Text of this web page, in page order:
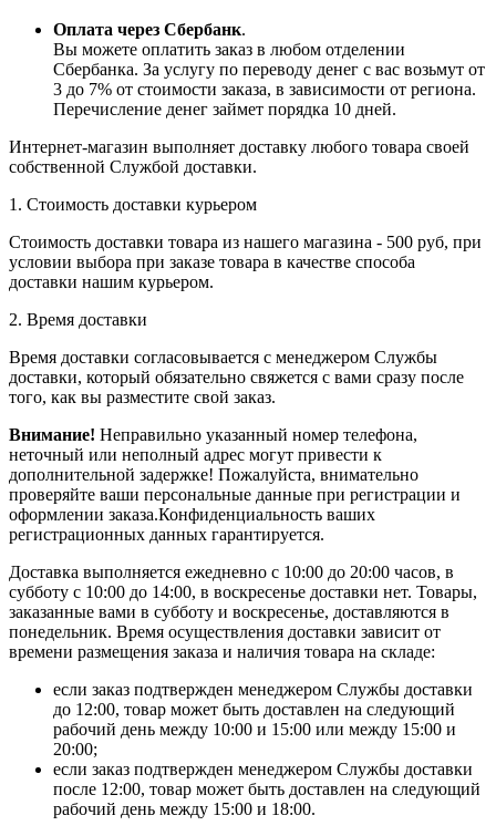
Оплата через Сбербанк.
Вы можете оплатить заказ в любом отделении
Сбербанка. За услугу по переводу денег с вас возьмут от
3 до 7% от стоимости заказа, в зависимости от региона.
Перечисление денег займет порядка 10 дней.
Интернет-магазин выполняет доставку любого товара своей
собственной Службой доставки.
1. Стоимость доставки курьером
Стоимость доставки товара из нашего магазина - 500 руб, при
условии выбора при заказе товара в качестве способа
доставки нашим курьером.
2. Время доставки
Время доставки согласовывается с менеджером Службы
доставки, который обязательно свяжется с вами сразу после
того, как вы разместите свой заказ.
Внимание! Неправильно указанный номер телефона,
неточный или неполный адрес могут привести к
дополнительной задержке! Пожалуйста, внимательно
проверяйте ваши персональные данные при регистрации и
оформлении заказа.Конфиденциальность ваших
регистрационных данных гарантируется.
Доставка выполняется ежедневно с 10:00 до 20:00 часов, в
субботу с 10:00 до 14:00, в воскресенье доставки нет. Товары,
заказанные вами в субботу и воскресенье, доставляются в
понедельник. Время осуществления доставки зависит от
времени размещения заказа и наличия товара на складе:
если заказ подтвержден менеджером Службы доставки
до 12:00, товар может быть доставлен на следующий
рабочий день между 10:00 и 15:00 или между 15:00 и
20:00;
если заказ подтвержден менеджером Службы доставки
после 12:00, товар может быть доставлен на следующий
рабочий день между 15:00 и 18:00.